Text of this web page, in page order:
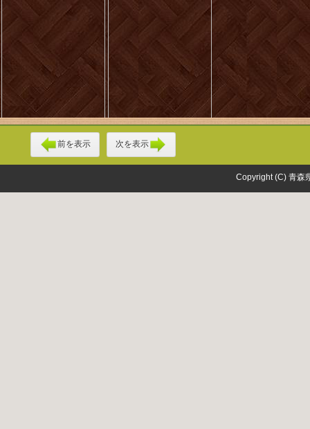
前を表示 次を表示
Copyright (C) 青森